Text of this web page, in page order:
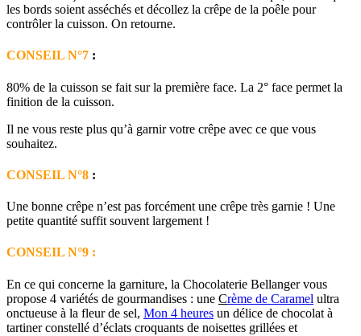
les bords soient asséchés et décollez la crêpe de la poêle pour
contrôler la cuisson. On retourne.
CONSEIL N°7 :
80% de la cuisson se fait sur la première face. La 2° face permet la
finition de la cuisson.
Il ne vous reste plus qu’à garnir votre crêpe avec ce que vous
souhaitez.
CONSEIL N°8 :
Une bonne crêpe n’est pas forcément une crêpe très garnie ! Une
petite quantité suffit souvent largement !
CONSEIL N°9 :
En ce qui concerne la garniture, la Chocolaterie Bellanger vous
propose 4 variétés de gourmandises : une Crème de Caramel ultra
onctueuse à la fleur de sel, Mon 4 heures un délice de chocolat à
tartiner constellé d’éclats croquants de noisettes grillées et